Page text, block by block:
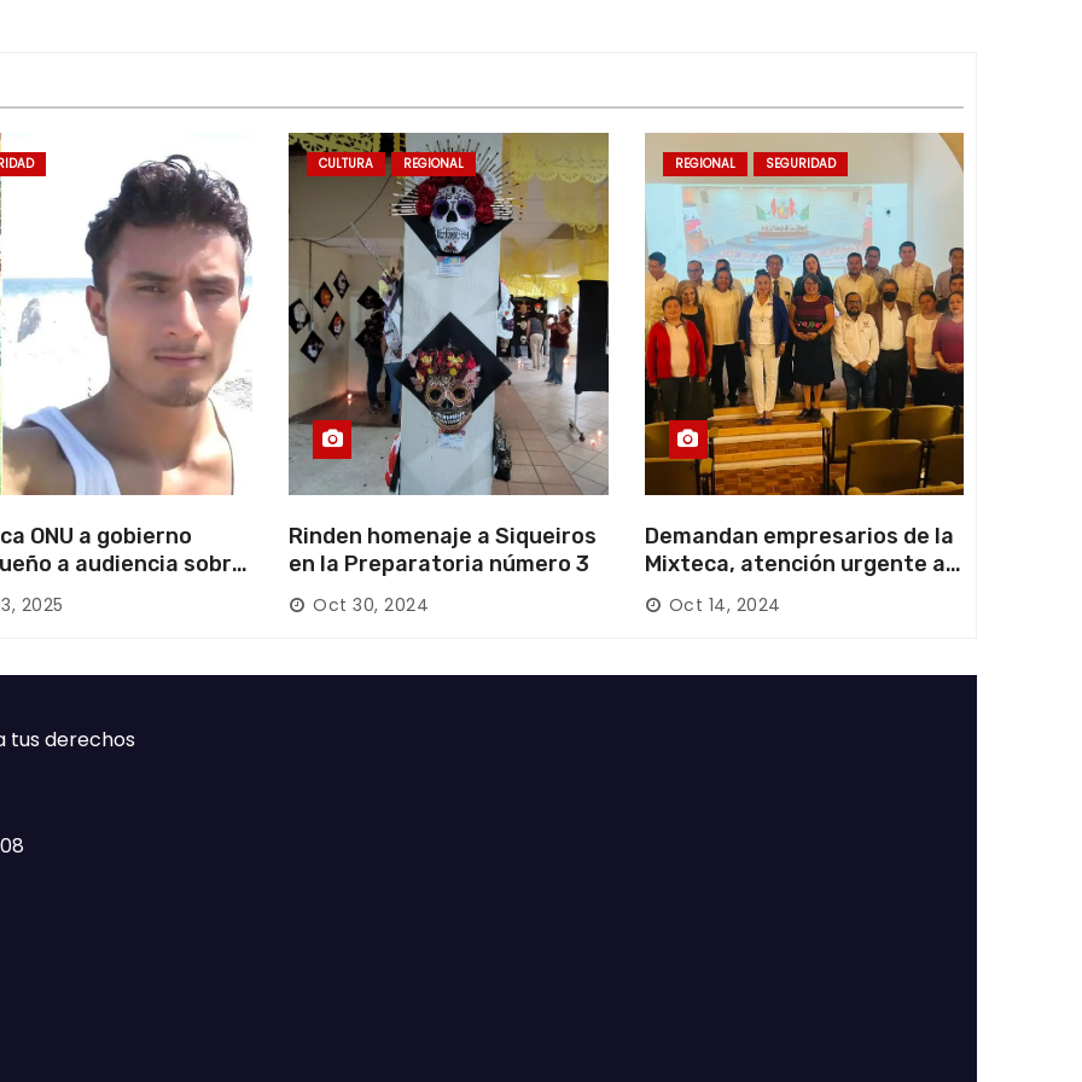
ONU a gobierno
a audiencia sobre
forzada en la
2025
CULTURA REGIONAL
Rinden homenaje a Siqueiros
en la Preparatoria número 3
Oct 30, 2024
REGIONAL SEGURIDAD
Demandan empresarios de la
Mixteca, atención urgente a
las carreteras locales y
federales
Oct 14, 2024
tus derechos